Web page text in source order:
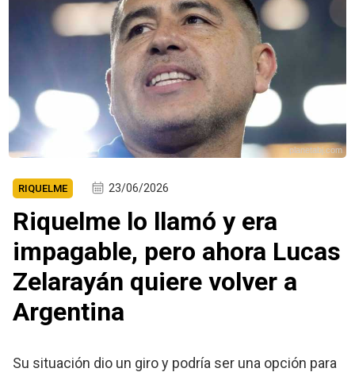
planetabj.com
RIQUELME 23/06/2026
Riquelme lo llamó y era
impagable, pero ahora Lucas
Zelarayán quiere volver a
Argentina
Su situación dio un giro y podría ser una opción para